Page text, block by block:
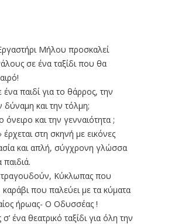
Μήλου προσκαλεί
σε ένα ταξίδι που θα
παιδί για το θάρρος, την
δύναμη και την τόλμη;
και την γενναιότητα ;
στη σκηνή με εικόνες
και απλή, σύγχρονη γλώσσα
παιδιά.
τραγουδούν, Κύκλωπας που
καράβι που παλεύει με τα κύματα
ήρωας- Ο Οδυσσέας !
σ’ ένα θεατρικό ταξίδι για όλη την